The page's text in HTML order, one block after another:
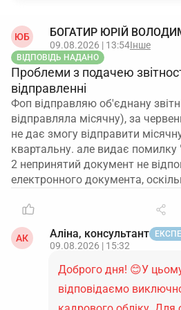
працівника чи через
має бути реалізований
2026 року. Тому поки не
сказати, що завжди
критерій більшого стажу
критичного роботодавця.
Підсумок: зараз усіх ваших
відстрочкою, і тих, хто працює
хто паралельно працює в
включати до квоти, якщо
іншим підприємством. Після 1
одного роботодавця, але
роботодавця ще офіційно не
ЮБ БОГАТИР ЮРІЙ
09.08.2026 | 13:54Інше
ВІДПОВІДЬ НАДАНО
Проблеми з подачею
відправленні
Фоп відправляю об'єднану
відправляла місячну), за
не дає змогу відправити
квартальну. але видає помилку
2 непринятий документ не
електронного документа,
АК Аліна, консультант
09.08.2026 | 15:32
Доброго дня! 😊У
відповідаємо